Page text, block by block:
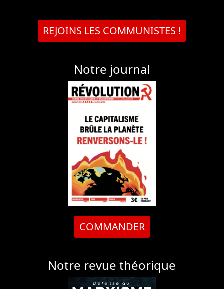
REJOINS LES COMMUNISTES !
Notre journal
COMMANDER
Notre revue théorique